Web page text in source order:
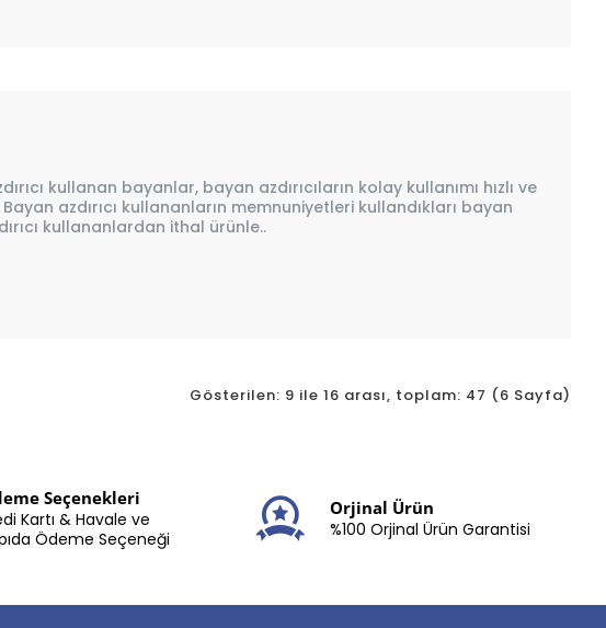
kullanan bayanlar, bayan azdırıcıların kolay kullanımı hızlı ve
azdırıcı kullananların memnuniyetleri kullandıkları bayan
kullananlardan ithal ürünle..
Gösterilen: 9 ile 16 arası, toplam: 47 (6 Sayfa)
Seçenekleri
Kartı & Havale ve
Ödeme Seçeneği
Orjinal Ürün
%100 Orjinal Ürün Garantisi